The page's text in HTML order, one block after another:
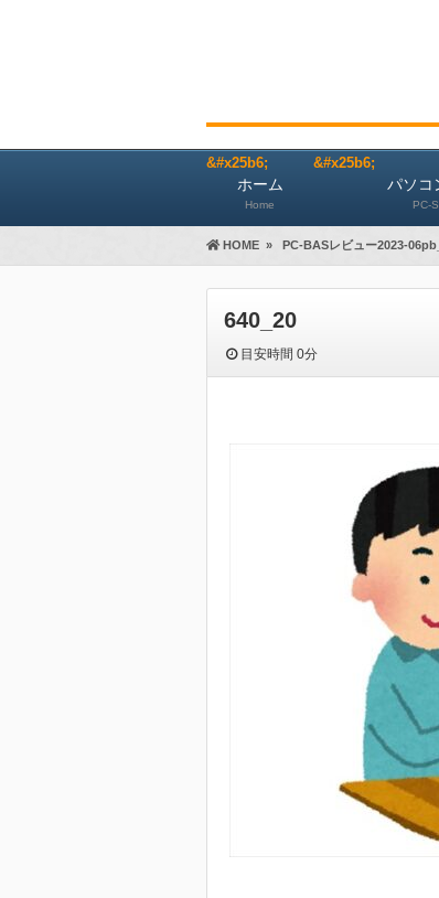
ホーム
Home
パソコ
PC-
HOME » PC-BASレビュー2023-
640_20
目安時間0分